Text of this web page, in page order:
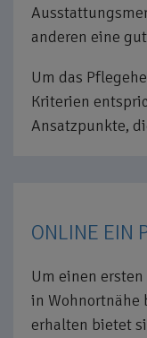
anderen eine
Um das
Kriterien
Ansatzpunkte,
ONLINE EIN
Um einen
in Wohnortnähe
erhalten bietet